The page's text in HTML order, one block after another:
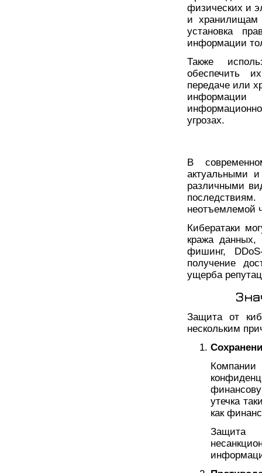
физических и
и хранилищам
установка
информации
Также
обеспечить
передаче или
информации
угрозах.
В
актуальными
различными
неотъемлемой
Кибератаки
кража данных,
фишинг,
получение
ущерба
Защита от
нескольким
утечка
как
Защита